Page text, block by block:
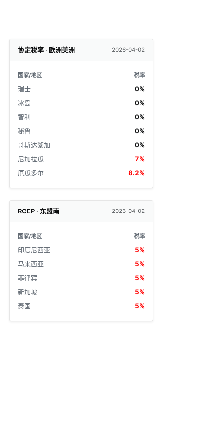
协定税率 · 欧洲美洲 2026-04-02
国家/地区 税率
瑞士
0%
冰岛
0%
智利
0%
秘鲁
0%
哥斯达黎加
0%
尼加拉瓜
7%
厄瓜多尔
8.2%
RCEP · 东盟南 2026-04-02
国家/地区 税率
印度尼西亚
5%
马来西亚
5%
菲律宾
5%
新加坡
5%
泰国
5%